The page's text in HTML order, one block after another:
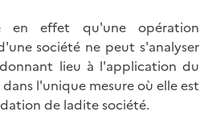
en effet qu'une opération
société ne peut s'analyser
lieu à l'application du
l'unique mesure où elle est
de ladite société.